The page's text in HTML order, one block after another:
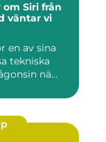
Siri från
väntar vi
en av sina
tekniska
nä...